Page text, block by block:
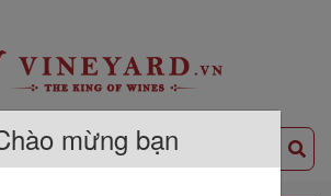
mừng bạn